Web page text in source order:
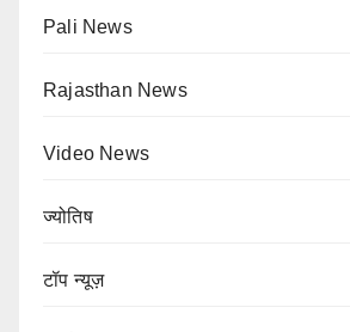
Pali News
Rajasthan News
Video News
ज्योतिष
टॉप न्यूज़